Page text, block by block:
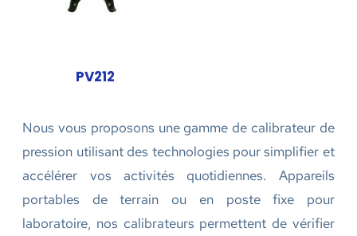
PV212
Nous vous proposons une gamme de calibrateur de
pression utilisant des technologies pour simplifier et
accélérer vos activités quotidiennes. Appareils
portables de terrain ou en poste fixe pour
laboratoire, nos calibrateurs permettent de vérifier